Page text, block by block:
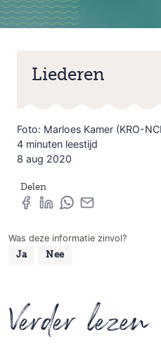
Liederen
Foto: Marloes Kamer (KRO-
4 minuten leestijd
8 aug 2020
Delen
Was deze informatie zinvol?
Ja Nee
Verder lezen